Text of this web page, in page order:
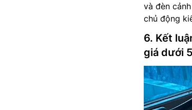
và đèn
chủ động
6. Kết
giá dưới